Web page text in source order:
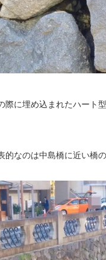
際に埋め込まれたハート
的なのは中島橋に近い橋